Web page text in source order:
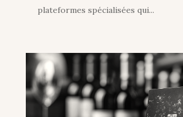
plateformes spécialisées qui...